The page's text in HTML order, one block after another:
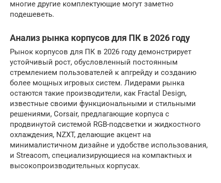
многие другие комплектующие могут заметно
подешеветь.
Анализ рынка корпусов для ПК в 2026 году
Рынок корпусов для ПК в 2026 году демонстрирует
устойчивый рост, обусловленный постоянным
стремлением пользователей к апгрейду и созданию
более мощных игровых систем. Лидерами рынка
остаются такие производители, как Fractal Design,
известные своими функциональными и стильными
решениями, Corsair, предлагающие корпуса с
продвинутой системой RGB-подсветки и жидкостного
охлаждения, NZXT, делающие акцент на
минималистичном дизайне и удобстве использования,
и Streacom, специализирующиеся на компактных и
высокопроизводительных корпусах.